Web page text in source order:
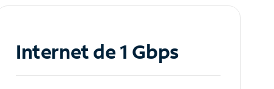
Internet de 1 Gbps